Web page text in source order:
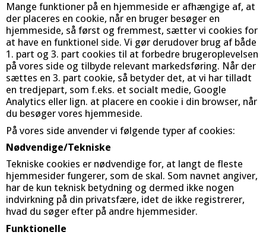
Mange funktioner på en hjemmeside er afhængige af, at
der placeres en cookie, når en bruger besøger en
hjemmeside, så først og fremmest, sætter vi cookies for
at have en funktionel side. Vi gør derudover brug af både
1. part og 3. part cookies til at forbedre brugeroplevelsen
på vores side og tilbyde relevant markedsføring. Når der
sættes en 3. part cookie, så betyder det, at vi har tilladt
en tredjepart, som f.eks. et socialt medie, Google
Analytics eller lign. at placere en cookie i din browser, når
du besøger vores hjemmeside.
På vores side anvender vi følgende typer af cookies:
Nødvendige/Tekniske
Tekniske cookies er nødvendige for, at langt de fleste
hjemmesider fungerer, som de skal. Som navnet angiver,
har de kun teknisk betydning og dermed ikke nogen
indvirkning på din privatsfære, idet de ikke registrerer,
hvad du søger efter på andre hjemmesider.
Funktionelle